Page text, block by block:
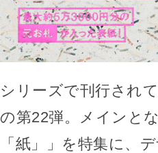
シリーズで刊行され
の第22弾。メインと
「紙」」を特集に、